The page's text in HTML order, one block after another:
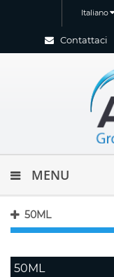
Italiano
Contattaci
MENU
50ML
50ML